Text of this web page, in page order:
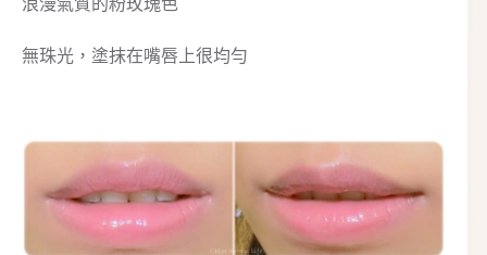
浪漫氣質的粉玫瑰色
無珠光，塗抹在嘴唇上很均勻